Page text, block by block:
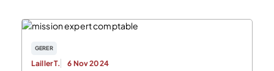
GERER
Lailler T. 6 Nov 2024